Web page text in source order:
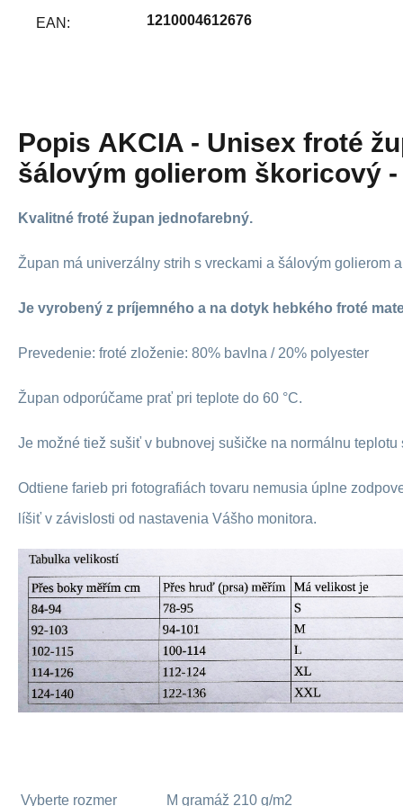
EAN: 1210004612676
Popis AKCIA - Unisex froté
šálovým golierom škoricový -
Kvalitné froté župan jednofarebný.
Župan má univerzálny strih s vreckami a šálovým golierom
Je vyrobený z príjemného a na dotyk hebkého froté
Prevedenie: froté zloženie: 80% bavlna / 20% polyester
Župan odporúčame prať pri teplote do 60 °C.
Je možné tiež sušiť v bubnovej sušičke na normálnu teplotu
Odtiene farieb pri fotografiách tovaru nemusia úplne
líšiť v závislosti od nastavenia Vášho monitora.
Vyberte rozmer M gramáž 210 g/m2